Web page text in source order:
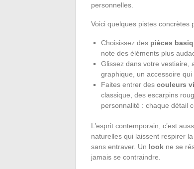
personnelles.
Voici quelques pistes concrètes
Choisissez des pièces
note des éléments plus
Glissez dans votre vestiaire,
graphique, un accessoire qui
Faites entrer des couleurs
classique, des escarpins
personnalité : chaque détail
L’esprit contemporain, c’est
naturelles qui laissent respirer
sans entraver. Un look ne se
jamais se contraindre.